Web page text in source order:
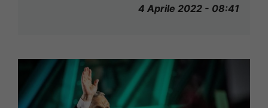
4 Aprile 2022 - 08:41